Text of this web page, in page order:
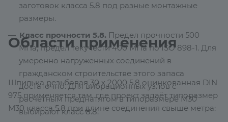
заготовок класса 5.8 под разные монтажные
размеры.
Класс прочности 5.8. Предел прочности 500
МПа, предел текучести 400 МПа по ISO 898-1. Для
умеренно нагруженных соединений в
гражданском строительстве этого запаса
достаточно. Для вибрационных узлов с
расчётным преднатягом в типоразмере М30
выбирают класс 8.8.
Области применения
Шпилька резьбовая 30 х 2000 5.8 оцинкованная DIN
975 применяется там, где проект задаёт типоразмер
М30 класса 5.8 при длине соединения свыше метра: